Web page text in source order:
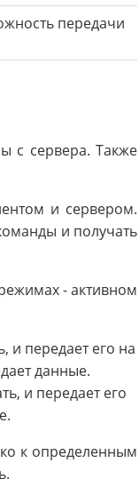
передачи
с сервера. Также
и сервером.
и получать
- активном
и передает его на
данные.
и передает его
к определенным